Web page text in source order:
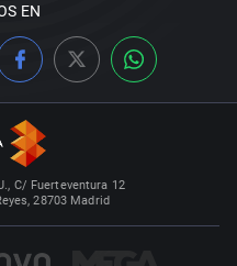
EN
C/ Fuerteventura 12
28703 Madrid